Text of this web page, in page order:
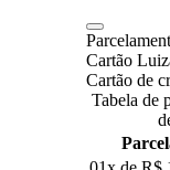
Cartão
Cartão de
Tabela de